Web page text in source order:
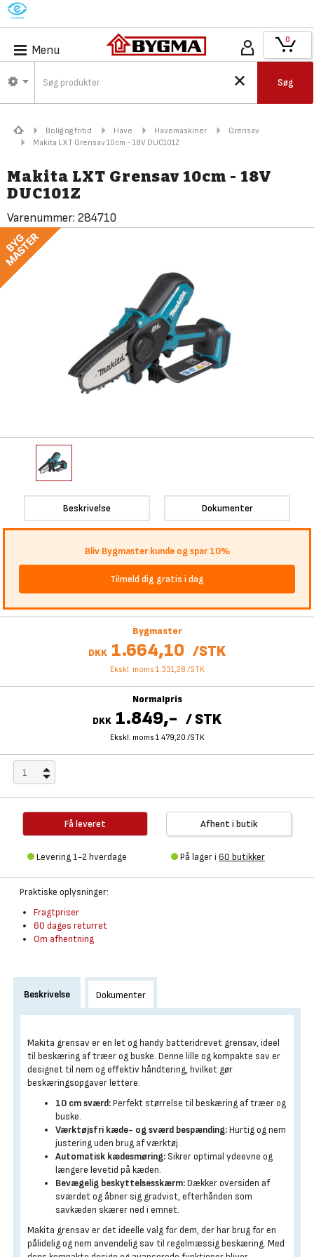
M
Menu
Søg
0
Bolig og fritid Have Havemaskiner
Grensav
Makita LXT Grensav 10cm - 18V DUC101Z
Makita LXT Grensav 10cm - 18V
DUC101Z
Varenummer: 284710
Beskrivelse Dokumenter
Bliv Bygmaster kunde og spar 10%
Tilmeld dig gratis i dag
Bygmaster
DKK 1.664,10 /STK
Ekskl. moms 1.331,28 /STK
Normalpris
DKK 1.849,- /STK
Ekskl. moms 1.479,20 /STK
Få leveret
Levering 1-2 hverdage
Afhent i butik
På lager i 60 butikker
Praktiske oplysninger:
Fragtpriser
60 dages returret
Om afhentning
Beskrivelse Dokumenter
Makita grensav er en let og handy batteridrevet grensav, ideel
til beskæring af træer og buske. Denne lille og kompakte sav er
designet til nem og effektiv håndtering, hvilket gør
beskæringsopgaver lettere.
10 cm sværd:Perfekt størrelse til beskæring af træer og
buske.
Værktøjsfri kæde- og sværd bespænding:Hurtig og nem
justering uden brug af værktøj.
Automatisk kædesmøring: Sikrer optimal ydeevne og
længere levetid på kæden.
Bevægelig beskyttelsesskærm:Dækker oversiden af
sværdet og åbner sig gradvist, efterhånden som
savkæden skærer ned i emnet.
Makita grensav er det ideelle valg for dem, der har brug for en
pålidelig og nem anvendelig sav til regelmæssig beskæring. Med